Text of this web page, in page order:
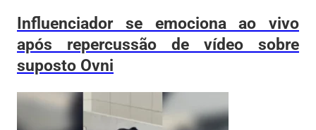
Influenciador se emociona ao vivo
após repercussão de vídeo sobre
suposto Ovni